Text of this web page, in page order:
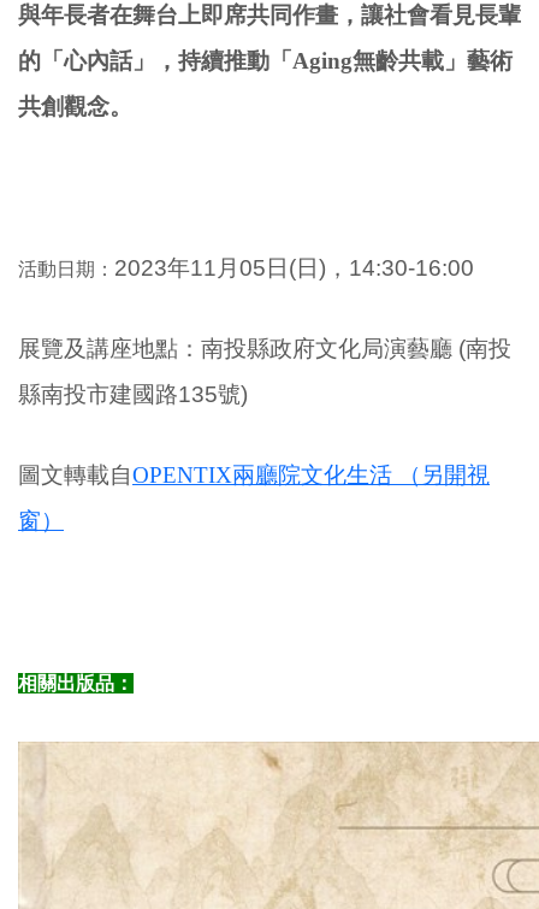
與年長者在舞台上即席共同作畫，讓社會看見長輩
的「心內話」，持續推動「Aging無齡共載」藝術
共創觀念。
活動日期： 2023年11月05日(日)，14:30-16:00
展覽及講座地點：南投縣政府文化局演藝廳 (南投
縣南投市建國路135號)
圖文轉載自OPENTIX兩廳院文化生活 （另開視
窗）
相關出版品：